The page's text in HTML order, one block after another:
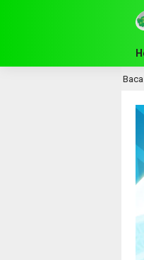
Gelar Lapak Baca di Bandara